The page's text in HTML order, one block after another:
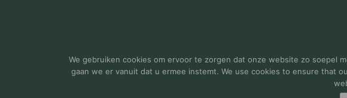
© 2000-2026 Van der Molen EIS Colofon Disclaimer Privacy
We gebruiken cookies om ervoor te zorgen dat onze website zo soepel
gaan we er vanuit dat u ermee instemt. We use cookies to ensure that